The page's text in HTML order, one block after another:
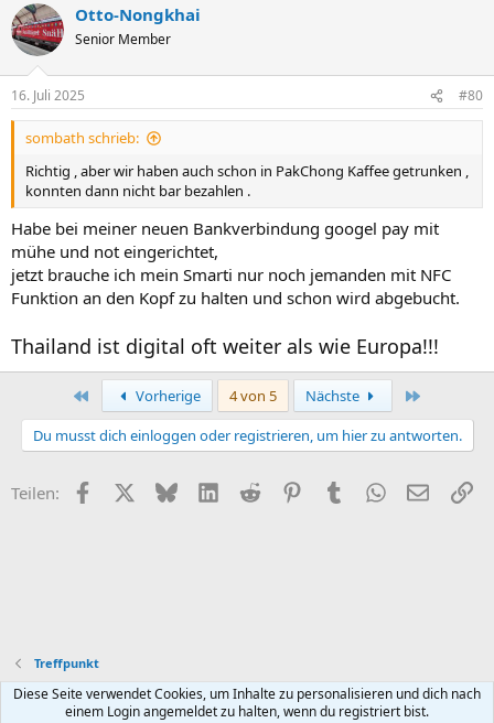
Otto-Nongkhai
Senior Member
16. Juli 2025 #80
sombath schrieb:
Richtig , aber wir haben auch schon in PakChong Kaffee getrunken ,
konnten dann nicht bar bezahlen .
Habe bei meiner neuen Bankverbindung googel pay mit
mühe und not eingerichtet,
jetzt brauche ich mein Smarti nur noch jemanden mit NFC
Funktion an den Kopf zu halten und schon wird abgebucht.
Thailand ist digital oft weiter als wie Europa!!!
Erste Vorherige 4 von 5 Nächste
Du musst dich einloggen oder registrieren, um hier zu antworten.
Teilen: FacebookX (Twitter)
BlueskyLinkedIn
Reddit PinterestTumblr WhatsApp
E-Mail
Treffpunkt
Default style Deutsch (Du)
Diese Seite verwendet Cookies, um Inhalte zu personalisieren und dich nach
einem Login angemeldet zu halten, wenn du registriert bist.